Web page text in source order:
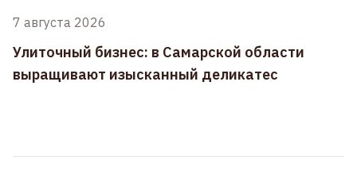
7 августа 2026
Улиточный бизнес: в Самарской области
выращивают изысканный деликатес